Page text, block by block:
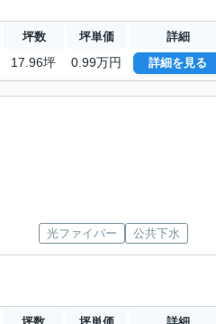
坪数 坪単価 詳細
17.96坪 0.99万円 詳細を見る
光ファイバー 公共下水